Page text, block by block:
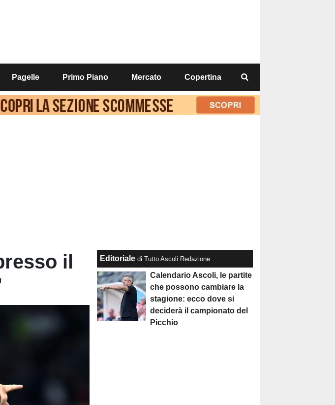
Pagelle Primo Piano Mercato Copertina
il
Editoriale di Tutto Ascoli Redazione
Calendario Ascoli, le partite
che possono cambiare la
stagione: ecco dove si
deciderà il campionato del
Picchio